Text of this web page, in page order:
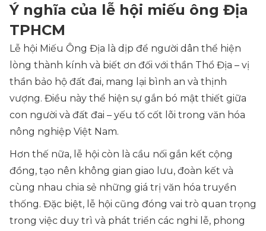
Ý nghĩa của lễ hội miếu ông Địa
TPHCM
Lễ hội Miếu Ông Địa là dịp để người dân thể hiện
lòng thành kính và biết ơn đối với thần Thổ Địa – vị
thần bảo hộ đất đai, mang lại bình an và thịnh
vượng. Điều này thể hiện sự gắn bó mật thiết giữa
con người và đất đai – yếu tố cốt lõi trong văn hóa
nông nghiệp Việt Nam.
Hơn thế nữa, lễ hội còn là cầu nối gắn kết cộng
đồng, tạo nên không gian giao lưu, đoàn kết và
cùng nhau chia sẻ những giá trị văn hóa truyền
thống. Đặc biệt, lễ hội cũng đóng vai trò quan trọng
trong việc duy trì và phát triển các nghi lễ, phong